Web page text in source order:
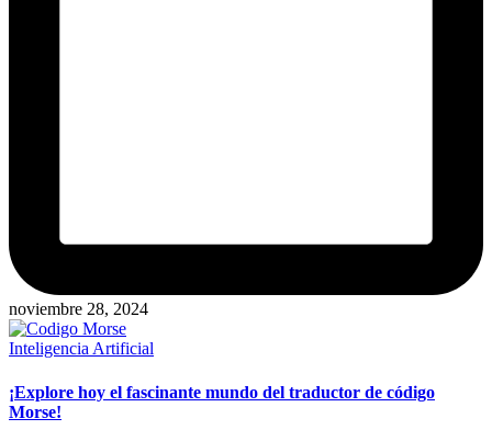
noviembre 28, 2024
Publicado
Inteligencia Artificial
¡Explore hoy el fascinante mundo del traductor de código
Morse!